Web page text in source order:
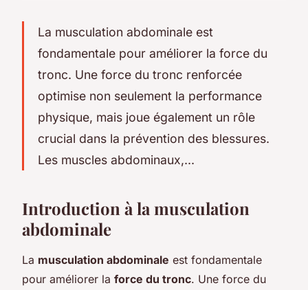
La musculation abdominale est
fondamentale pour améliorer la force du
tronc. Une force du tronc renforcée
optimise non seulement la performance
physique, mais joue également un rôle
crucial dans la prévention des blessures.
Les muscles abdominaux,...
Introduction à la musculation
abdominale
La musculation abdominale est fondamentale
pour améliorer la force du tronc. Une force du